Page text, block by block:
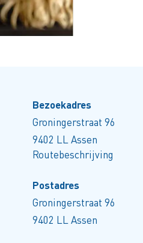
Bezoekadres
Groningerstraat 96
9402 LL Assen
Routebeschrijving
Postadres
Groningerstraat 96
9402 LL Assen